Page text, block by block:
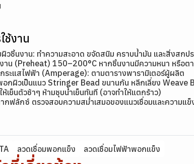
ช้งาน
ผิวชิ้นงาน: ทำความสะอาด ขจัดสนิม คราบน้ำมัน และสิ่งสกป
าน (Preheat) 150–200°C หากชิ้นงานมีความหนา หรือต
ระแสไฟฟ้า (Amperage): ตามตารางพารามิเตอร์ผู้ผลิต
อกผิวเป็นแนว Stringer Bead ขนานกัน หลีกเลี่ยง Weave
ห้เย็นตัวช้าๆ ห้ามชุบน้ำเย็นทันที (อาจทำให้แตกร้าว)
ากฟลักซ์ ตรวจสอบความสม่ำเสมอของแนวเชื่อมและความแข็
ลวดเชื่อมพอกแข็ง ลวดเชื่อมไฟฟ้าพอกแข็ง